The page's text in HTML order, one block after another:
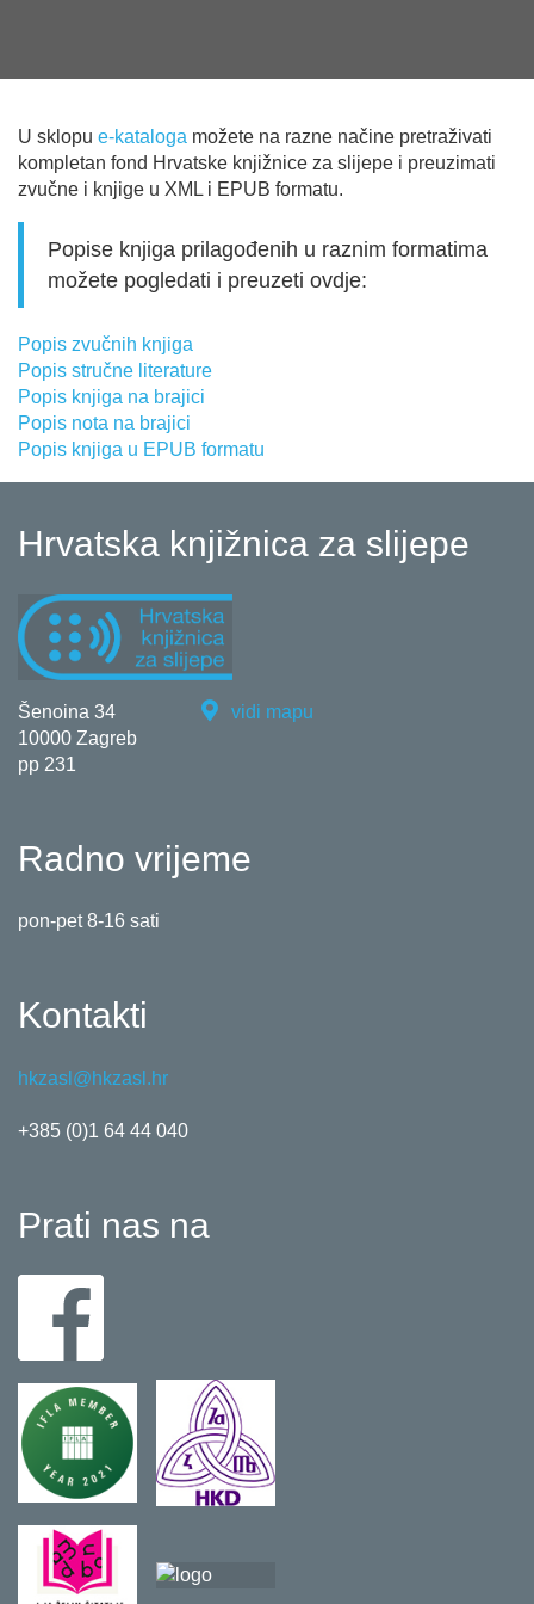
U sklopu e-kataloga možete na razne načine pretraživati
kompletan fond Hrvatske knjižnice za slijepe i preuzimati
zvučne i knjige u XML i EPUB formatu.
Popise knjiga prilagođenih u raznim formatima
možete pogledati i preuzeti ovdje:
Popis zvučnih knjiga
Popis stručne literature
Popis knjiga na brajici
Popis nota na brajici
Popis knjiga u EPUB formatu
Hrvatska knjižnica za slijepe
Šenoina 34
vidi mapu
10000 Zagreb
pp 231
Radno vrijeme
pon-pet 8-16 sati
Kontakti
hkzasl@hkzasl.hr
+385 (0)1 64 44 040
Prati nas na